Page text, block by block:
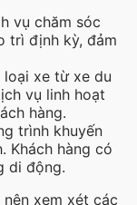
vụ chăm sóc
trì định kỳ, đảm
loại xe từ xe du
vụ linh hoạt
hàng.
trình khuyến
Khách hàng có
di động.
nên xem xét các